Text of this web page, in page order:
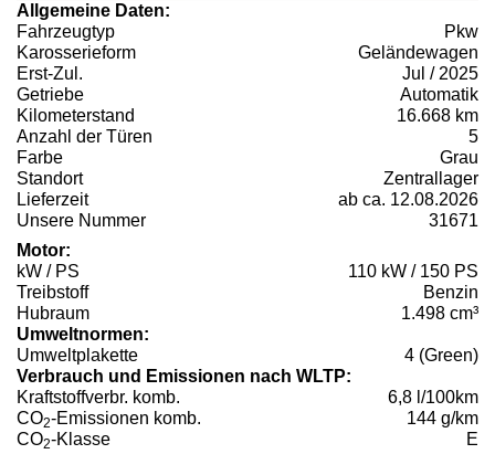
Allgemeine Daten:
Fahrzeugtyp
Pkw
Karosserieform
Geländewagen
Erst-Zul.
Jul / 2025
Getriebe
Automatik
Kilometerstand
16.668 km
Anzahl der Türen
5
Farbe
Grau
Standort
Zentrallager
Lieferzeit
ab ca. 12.08.2026
Unsere Nummer
31671
Motor:
kW / PS
110 kW / 150 PS
Treibstoff
Benzin
Hubraum
1.498 cm³
Umweltnormen:
Umweltplakette
4 (Green)
Verbrauch und Emissionen nach WLTP:
Kraftstoffverbr. komb.
6,8 l/100km
CO2-Emissionen komb.
144 g/km
CO2-Klasse E